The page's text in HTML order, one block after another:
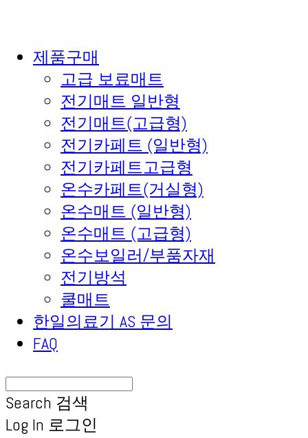
제품구매
고급 보료매트
전기매트 일반형
전기매트(고급형)
전기카페트 (일반형)
전기카페트고급형
온수카페트(거실형)
온수매트 (일반형)
온수매트 (고급형)
온수보일러/부품자재
전기방석
쿨매트
한일의료기 AS 문의
FAQ
Search 검색
Log In 로그인